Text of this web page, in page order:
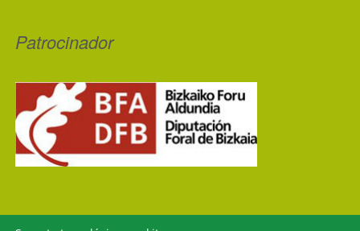
Patrocinador